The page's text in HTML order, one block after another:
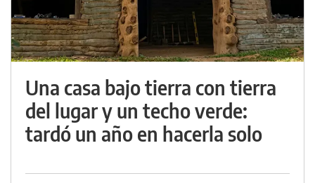
Una casa bajo tierra con tierra
del lugar y un techo verde:
tardó un año en hacerla solo